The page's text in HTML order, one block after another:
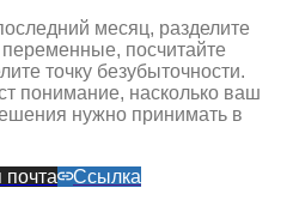
месяц, разделите
посчитайте
точку безубыточности.
понимание, насколько ваш
нужно принимать в
почта Ссылка